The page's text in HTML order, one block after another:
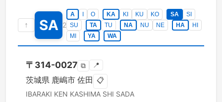
↑ SA 2
A O KA KI KU KO SA
SI
SU
TA TU NA NU NE HA
HI
MI
YA WA
〒 314-0027 ⧉ 📍
茨城県 鹿嶋市 佐田 📋
IBARAKI KEN KASHIMA SHI SADA